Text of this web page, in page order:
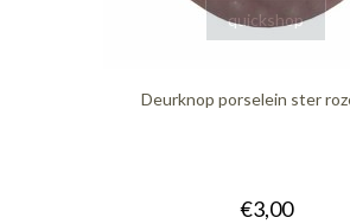
quickshop
Deurknop porselein ster
€3,00